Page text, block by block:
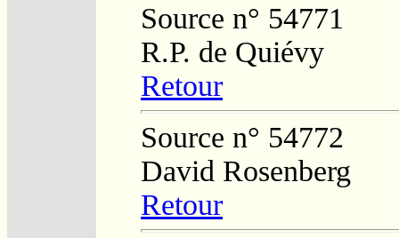
Source n° 54771
R.P. de Quiévy
Retour
Source n° 54772
David Rosenberg
Retour